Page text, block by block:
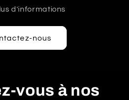
d'informations
nous
vous à nos